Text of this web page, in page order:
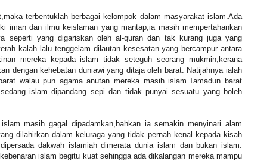
terbentuklah berbagai kelompok dalam masyarakat islam.Ada
iman dan ilmu keislaman yang mantap,ia masih mempertahankan
seperti yang digariskan oleh al-quran dan tak kurang juga yang
kalah lalu tenggelam dilautan kesesatan yang bercampur antara
mereka kepada islam tidak seteguh seorang mukmin,kerana
dengan kehebatan duniawi yang ditaja oleh barat. Natijahnya ialah
walau pun agama anutan mereka masih islam.Tamadun barat
islam dipandang sepi dan tidak punyai sesuatu yang boleh
masih gagal dipadamkan,bahkan ia semakin menyinari alam
dilahirkan dalam keluraga yang tidak pernah kenal kepada kisah
dakwah islamiah dimerata dunia islam dan bukan islam.
islam begitu kuat sehingga ada dikalangan mereka mampu